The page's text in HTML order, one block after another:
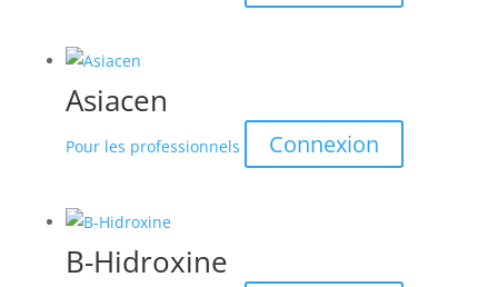
Asiacen
Pour les professionnels Connexion
B-Hidroxine